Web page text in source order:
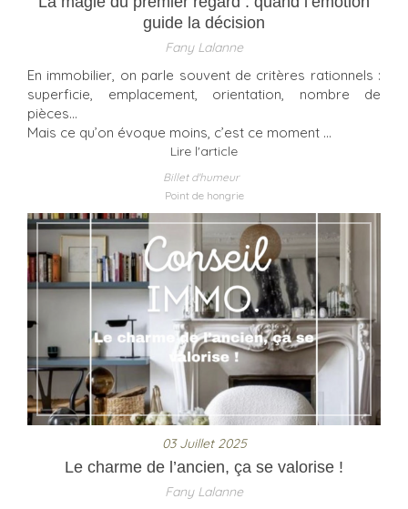
guide la décision
Fany Lalanne
En immobilier, on parle souvent de critères rationnels :
superficie, emplacement, orientation, nombre de
pièces…
Mais ce qu’on évoque moins, c’est ce moment ...
Lire l'article
Billet d'humeur
Point de hongrie
03 Juillet 2025
Le charme de l’ancien, ça se valorise !
Fany Lalanne